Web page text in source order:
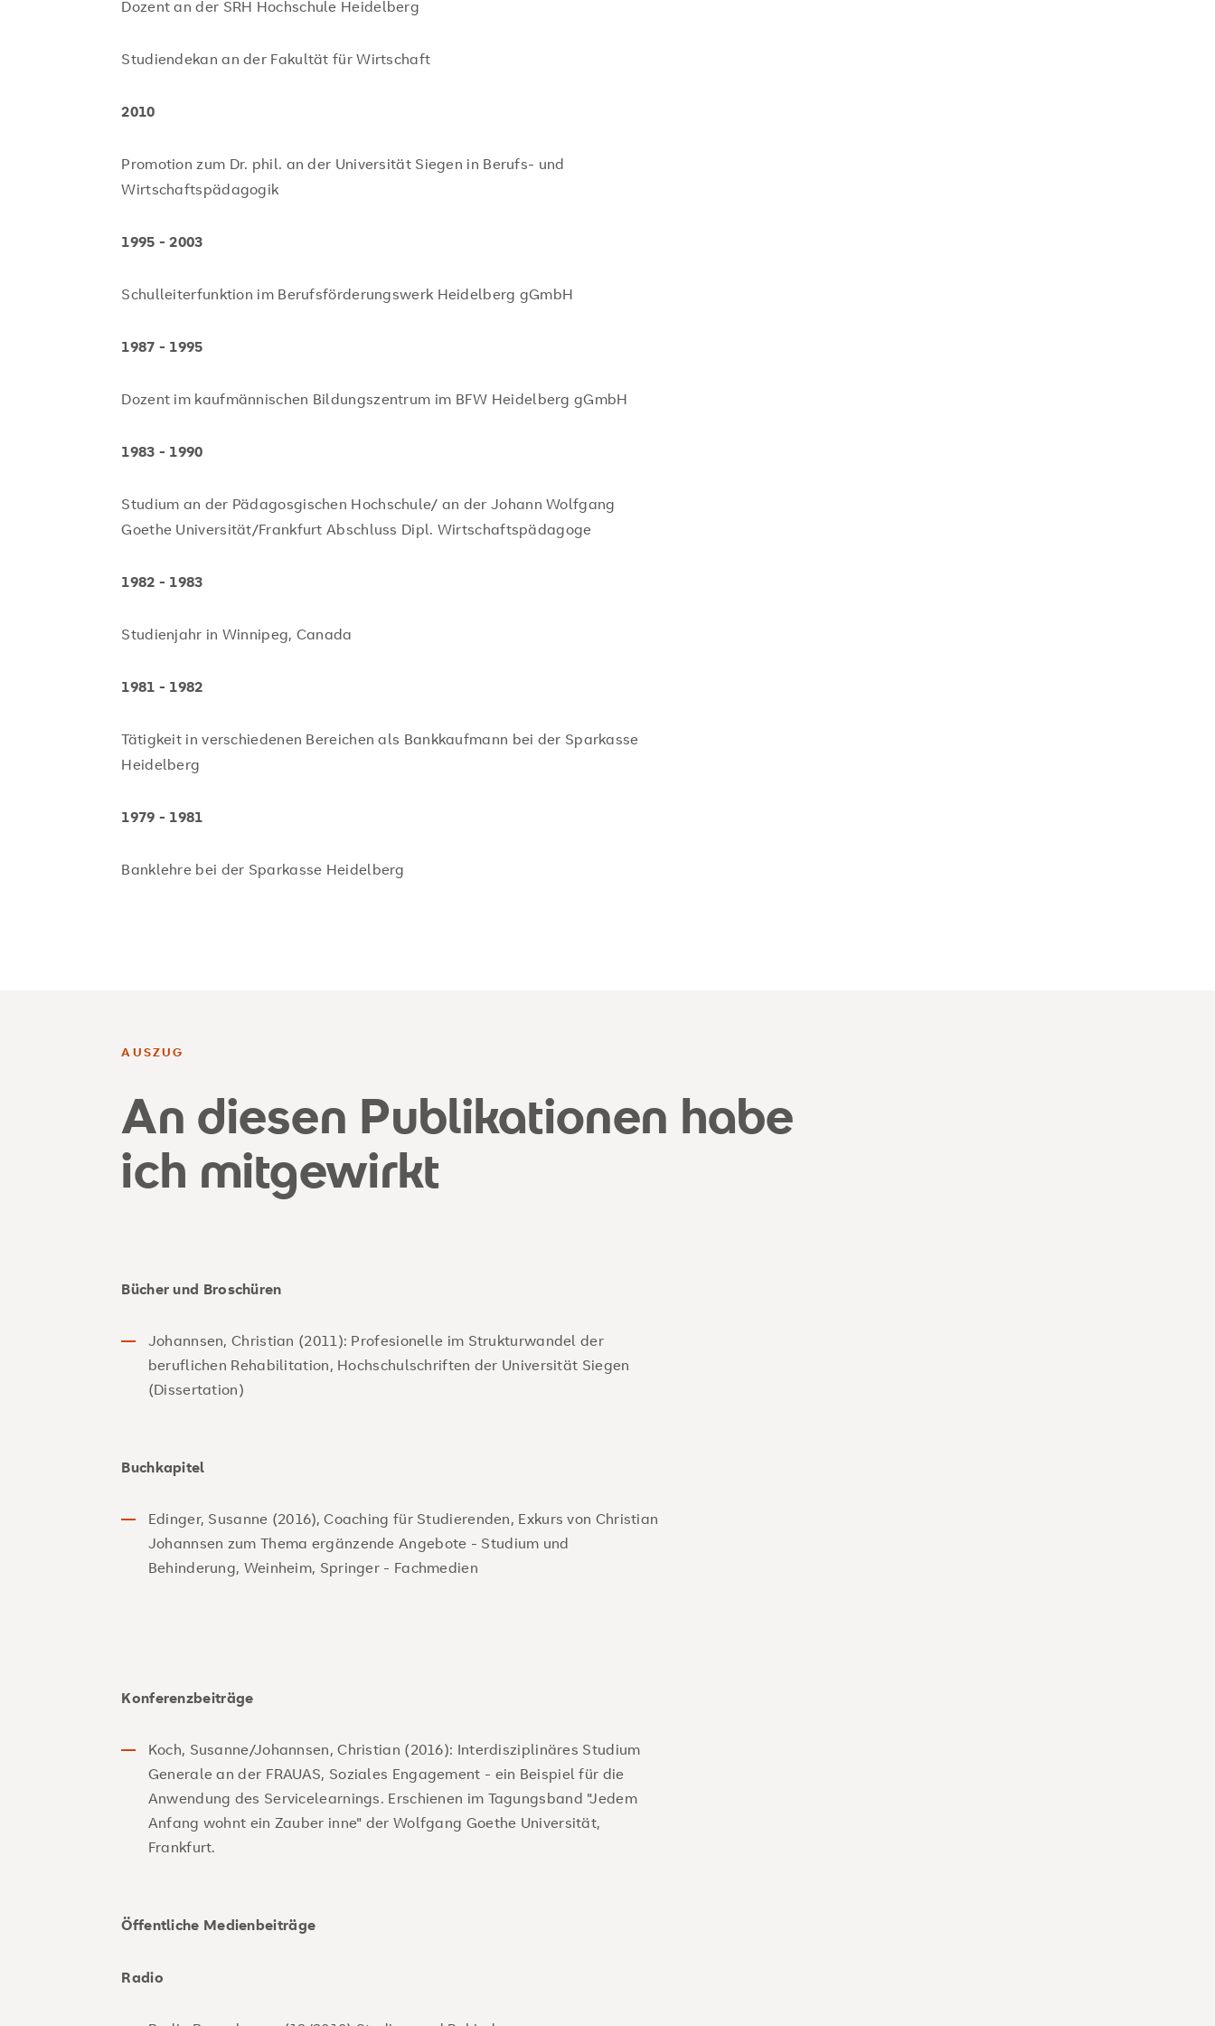
Dozent an der SRH Hochschule Heidelberg
Studiendekan an der Fakultät für Wirtschaft
2010
Promotion zum Dr. phil. an der Universität Siegen in Berufs- und
Wirtschaftspädagogik
1995 - 2003
Schulleiterfunktion im Berufsförderungswerk Heidelberg gGmbH
1987 - 1995
Dozent im kaufmännischen Bildungszentrum im BFW Heidelberg gGmbH
1983 - 1990
Studium an der Pädagosgischen Hochschule/ an der Johann Wolfgang
Goethe Universität/Frankfurt Abschluss Dipl. Wirtschaftspädagoge
1982 - 1983
Studienjahr in Winnipeg, Canada
1981 - 1982
Tätigkeit in verschiedenen Bereichen als Bankkaufmann bei der Sparkasse
Heidelberg
1979 - 1981
Banklehre bei der Sparkasse Heidelberg
AUSZUG
An diesen Publikationen habe
ich mitgewirkt
Bücher und Broschüren
Johannsen, Christian (2011): Profesionelle im Strukturwandel der
beruflichen Rehabilitation, Hochschulschriften der Universität Siegen
(Dissertation)
Buchkapitel
Edinger, Susanne (2016), Coaching für Studierenden, Exkurs von Christian
Johannsen zum Thema ergänzende Angebote - Studium und
Behinderung, Weinheim, Springer - Fachmedien
Konferenzbeiträge
Koch, Susanne/Johannsen, Christian (2016): Interdisziplinäres Studium
Generale an der FRAUAS, Soziales Engagement - ein Beispiel für die
Anwendung des Servicelearnings. Erschienen im Tagungsband "Jedem
Anfang wohnt ein Zauber inne" der Wolfgang Goethe Universität,
Frankfurt.
Öffentliche Medienbeiträge
Radio